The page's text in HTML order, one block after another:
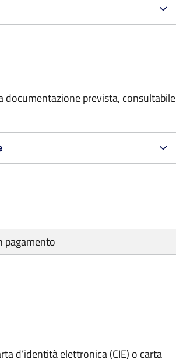
prevista, consultabile
pagamento
d’identità elettronica (CIE) o carta